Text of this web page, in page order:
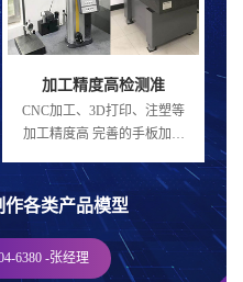
加工精度高检测准
CNC加工、3D打印、注塑等
加工精度高 完善的手板加工
各类产品模型
6380 -张经理